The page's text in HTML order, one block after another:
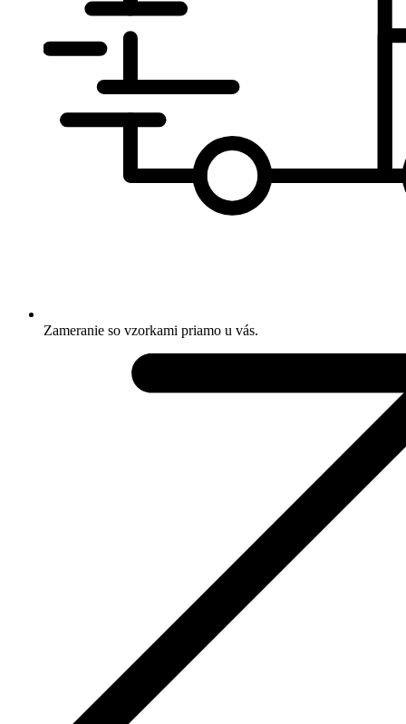
Zameranie so vzorkami priamo u vás.